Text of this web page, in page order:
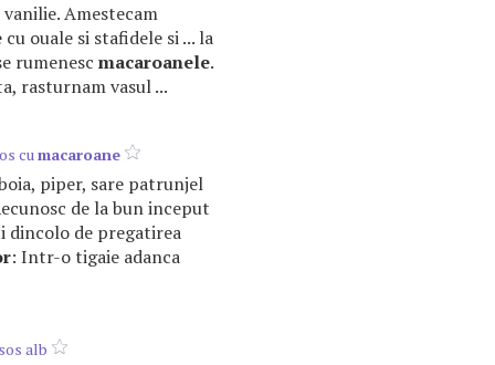
vanilie. Amestecam
cu ouale si stafidele si ... la
rumenesc macaroanele.
rasturnam vasul ...
cumacaroane
piper, sare patrunjel
de la bun inceput
dincolo de pregatirea
: Intr-o tigaie adanca
alb